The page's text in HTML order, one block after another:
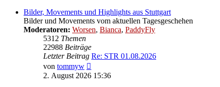
Bilder, Movements und Highlights aus Stuttgart
Bilder und Movements vom aktuellen Tagesgeschehen
Moderatoren: Worsen, Bianca, PaddyFly
5312 Themen
22988 Beiträge
Letzter Beitrag Re: STR 01.08.2026
von tommyw
Beitrag
2. August 2026 15:36